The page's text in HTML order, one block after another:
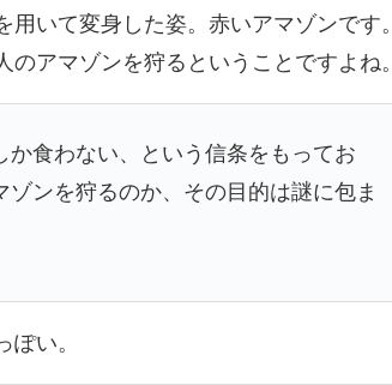
いて変身した姿。赤いアマゾンです。
アマゾンを狩るということですよね。
食わない、という信条をもってお
ンを狩るのか、その目的は謎に包ま
い。